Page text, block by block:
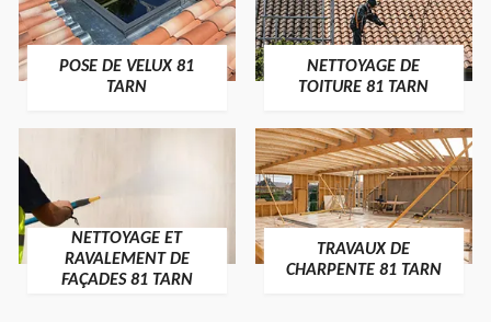
POSE DE VELUX 81
TARN
NETTOYAGE DE
TOITURE 81 TARN
NETTOYAGE ET
RAVALEMENT DE
FAÇADES 81 TARN
TRAVAUX DE
CHARPENTE 81 TARN